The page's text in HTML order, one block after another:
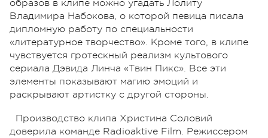
образов в клипе можно угадать Лолиту
Владимира Набокова, о которой певица писала
дипломную работу по специальности
«литературное творчество». Кроме того, в клипе
чувствуется гротескный реализм культового
сериала Дэвида Линча «Твин Пикс». Все эти
элементы показывают магию эмоций и
раскрывают артистку с другой стороны.
Производство клипа Христина Соловий
доверила команде Radioaktive Film. Режиссером